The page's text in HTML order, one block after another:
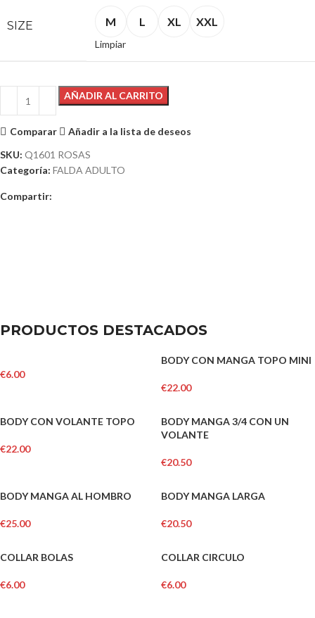
SIZE M L XL XXL
Limpiar
AÑADIR AL CARRITO
Comparar
Añadir a la lista de deseos
SKU: Q1601 ROSAS
Categoría: FALDA ADULTO
Compartir:
PRODUCTOS DESTACADOS
€6.00
BODY CON MANGA TOPO MINI
€22.00
BODY CON VOLANTE TOPO
€22.00
BODY MANGA 3/4 CON UN
VOLANTE
€20.50
BODY MANGA AL HOMBRO
€25.00
BODY MANGA LARGA
€20.50
COLLAR BOLAS
€6.00
COLLAR CIRCULO
€6.00